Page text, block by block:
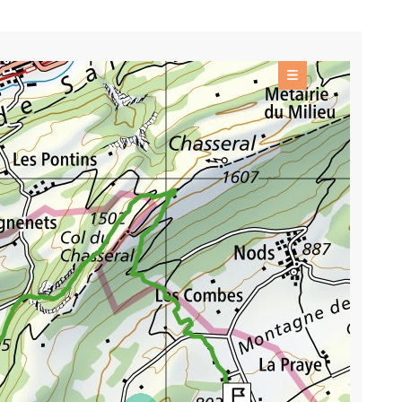
OFFRES
Itinéraires d'été
+
INFORMATIONS DE BASE
OUTILS